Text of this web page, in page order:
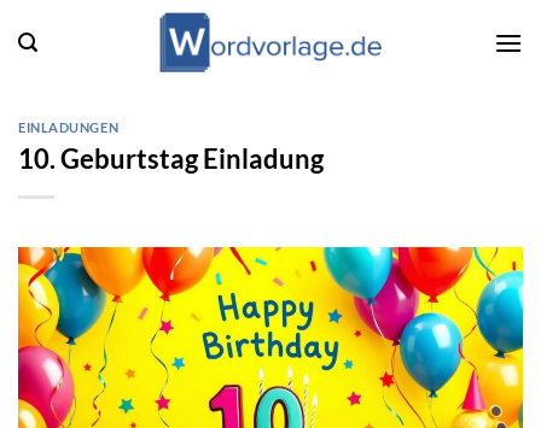
Inhalt
EINLADUNGEN
10. Geburtstag Einladung